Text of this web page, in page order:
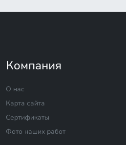
Компания
О нас
Карта сайта
Сертификаты
Фото наших работ